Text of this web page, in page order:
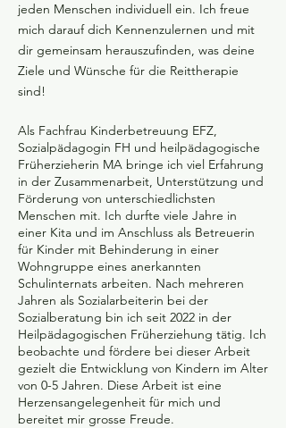
jeden Menschen individuell ein. Ich freue
mich darauf dich Kennenzulernen und mit
dir gemeinsam herauszufinden, was deine
Ziele und Wünsche für die Reittherapie
sind!
Als Fachfrau Kinderbetreuung EFZ,
Sozialpädagogin FH und heilpädagogische
Früherzieherin MA bringe ich viel Erfahrung
in der Zusammenarbeit, Unterstützung und
Förderung von unterschiedlichsten
Menschen mit. Ich durfte viele Jahre in
einer Kita und im Anschluss als Betreuerin
für Kinder mit Behinderung in einer
Wohngruppe eines anerkannten
Schulinternats arbeiten. Nach mehreren
Jahren als Sozialarbeiterin bei der
Sozialberatung bin ich seit 2022 in der
Heilpädagogischen Früherziehung tätig. Ich
beobachte und fördere bei dieser Arbeit
gezielt die Entwicklung von Kindern im Alter
von 0-5 Jahren. Diese Arbeit ist eine
Herzensangelegenheit für mich und
bereitet mir grosse Freude.